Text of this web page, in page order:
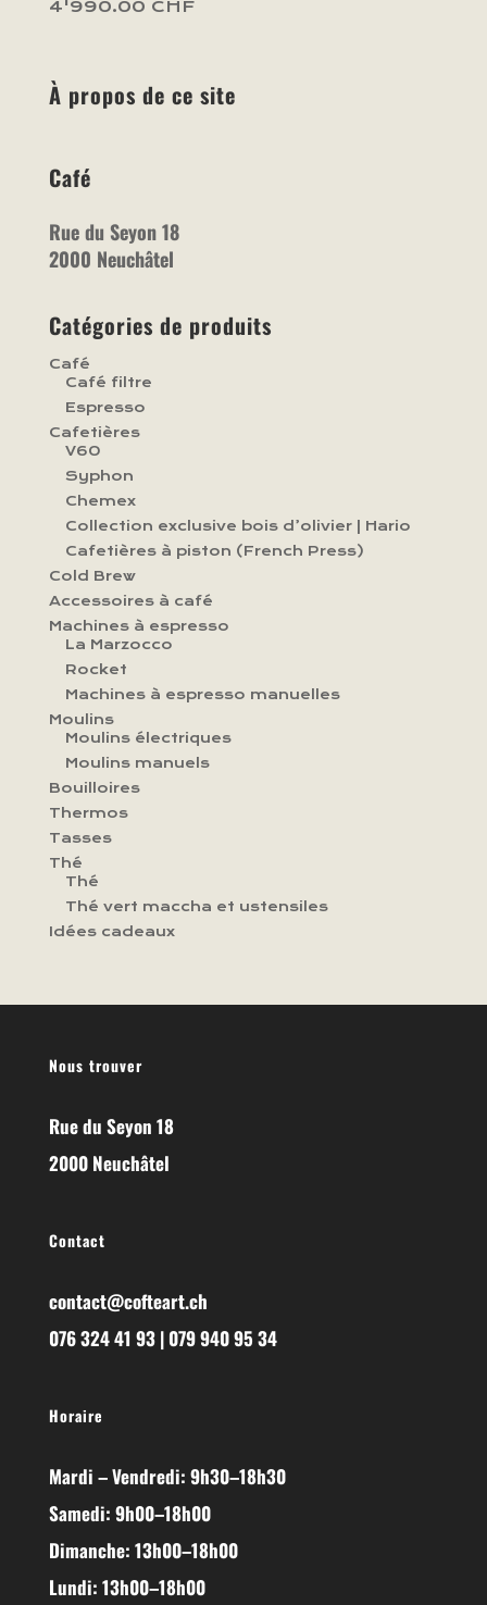
4'990.00 CHF
À propos de ce site
Café
Rue du Seyon 18
2000 Neuchâtel
Catégories de produits
Café
Café filtre
Espresso
Cafetières
V60
Syphon
Chemex
Collection exclusive bois d’olivier | Hario
Cafetières à piston (French Press)
Cold Brew
Accessoires à café
Machines à espresso
La Marzocco
Rocket
Machines à espresso manuelles
Moulins
Moulins électriques
Moulins manuels
Bouilloires
Thermos
Tasses
Thé
Thé
Thé vert maccha et ustensiles
Idées cadeaux
Nous trouver
Rue du Seyon 18
2000 Neuchâtel
Contact
contact@cofteart.ch
076 324 41 93 | 079 940 95 34
Horaire
Mardi – Vendredi: 9h30–18h30
Samedi: 9h00–18h00
Dimanche: 13h00–18h00
Lundi: 13h00–18h00